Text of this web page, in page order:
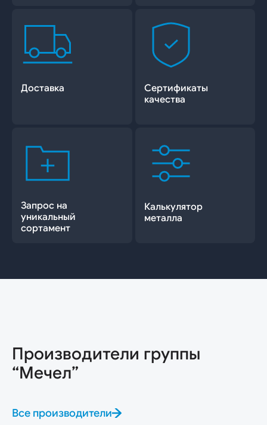
Доставка
Сертификаты
качества
Запрос на
уникальный
сортамент
Калькулятор
металла
Производители группы
“Мечел”
Все производители